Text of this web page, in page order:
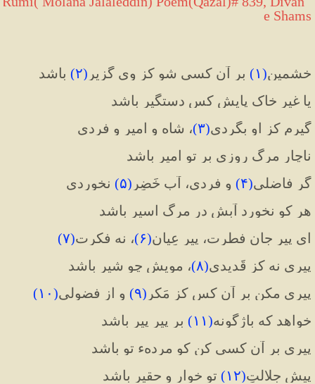
e Shams
خشمین(۱) بر آن کسی شو کز وی گزیر (۲) باشد
یا غیر خاک پایش کس دستگیر باشد
گیرم کز او بگردی(۳)، شاه و امیر و فردی
ناچار مرگ روزی بر تو امیر باشد
گر فاضلی(۴) و فردی، آب خَضِر (۵) نخوردی
هر کو نخورد آبش در مرگ اسیر باشد
ای پیر جان فطرت، پیر عِیان(۶)، نه فکرت(۷)
پیری نه کز قَدیدی(۸)، مویش چو شیر باشد
پیری مکن بر آن کس کز مَکر (۹) و از فضولی(۱۰)
خواهد که باژگونه(۱۱) بر پیر پیر باشد
پیری بر آن کسی کن کو مردهء تو باشد
پیش جلالتِ(۱۲) تو خوار و حقیر باشد